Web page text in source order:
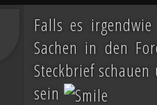
Falls es
Sachen in den
Steckbrief
sein